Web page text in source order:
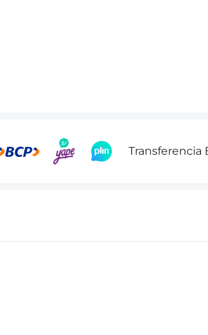
Transferencia